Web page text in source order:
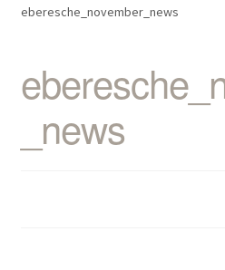
BLOG
eberesche_november_news
_news